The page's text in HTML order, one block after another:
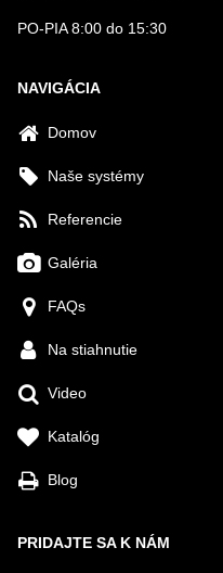
PO-PIA 8:00 do 15:30
NAVIGÁCIA
Domov
Naše systémy
Referencie
Galéria
FAQs
Na stiahnutie
Video
Katalóg
Blog
PRIDAJTE SA K NÁM